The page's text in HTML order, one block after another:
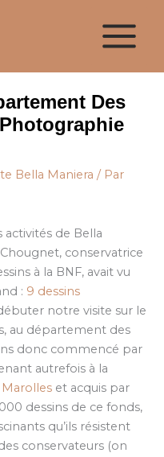
Des
Bella Maniera / Par
activités de Bella
conservatrice
à la BNF, avait vu
: 9 dessins
notre visite sur le
au département des
donc commencé par
autrefois à la
et acquis par
dessins de ce fonds,
qu’ils résistent
conservateurs (on